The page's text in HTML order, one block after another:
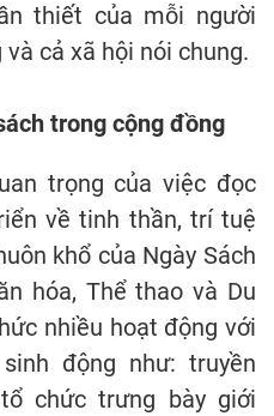
thiết của mỗi người
cả xã hội nói chung.
trong cộng đồng
trọng của việc đọc
về tinh thần, trí tuệ
khổ của Ngày Sách
hóa, Thể thao và Du
nhiều hoạt động với
động như: truyền
chức trưng bày giới